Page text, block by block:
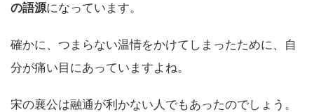
の語源になっています。
確かに、つまらない温情をかけてしまったために、自
分が痛い目にあっていますよね。
宋の襄公は融通が利かない人でもあったのでしょう。